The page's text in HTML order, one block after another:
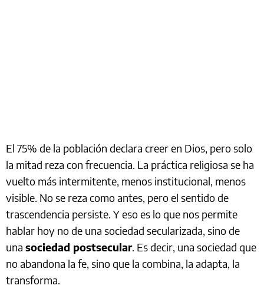
El 75% de la población declara creer en Dios, pero solo
la mitad reza con frecuencia. La práctica religiosa se ha
vuelto más intermitente, menos institucional, menos
visible. No se reza como antes, pero el sentido de
trascendencia persiste. Y eso es lo que nos permite
hablar hoy no de una sociedad secularizada, sino de
una sociedad postsecular. Es decir, una sociedad que
no abandona la fe, sino que la combina, la adapta, la
transforma.